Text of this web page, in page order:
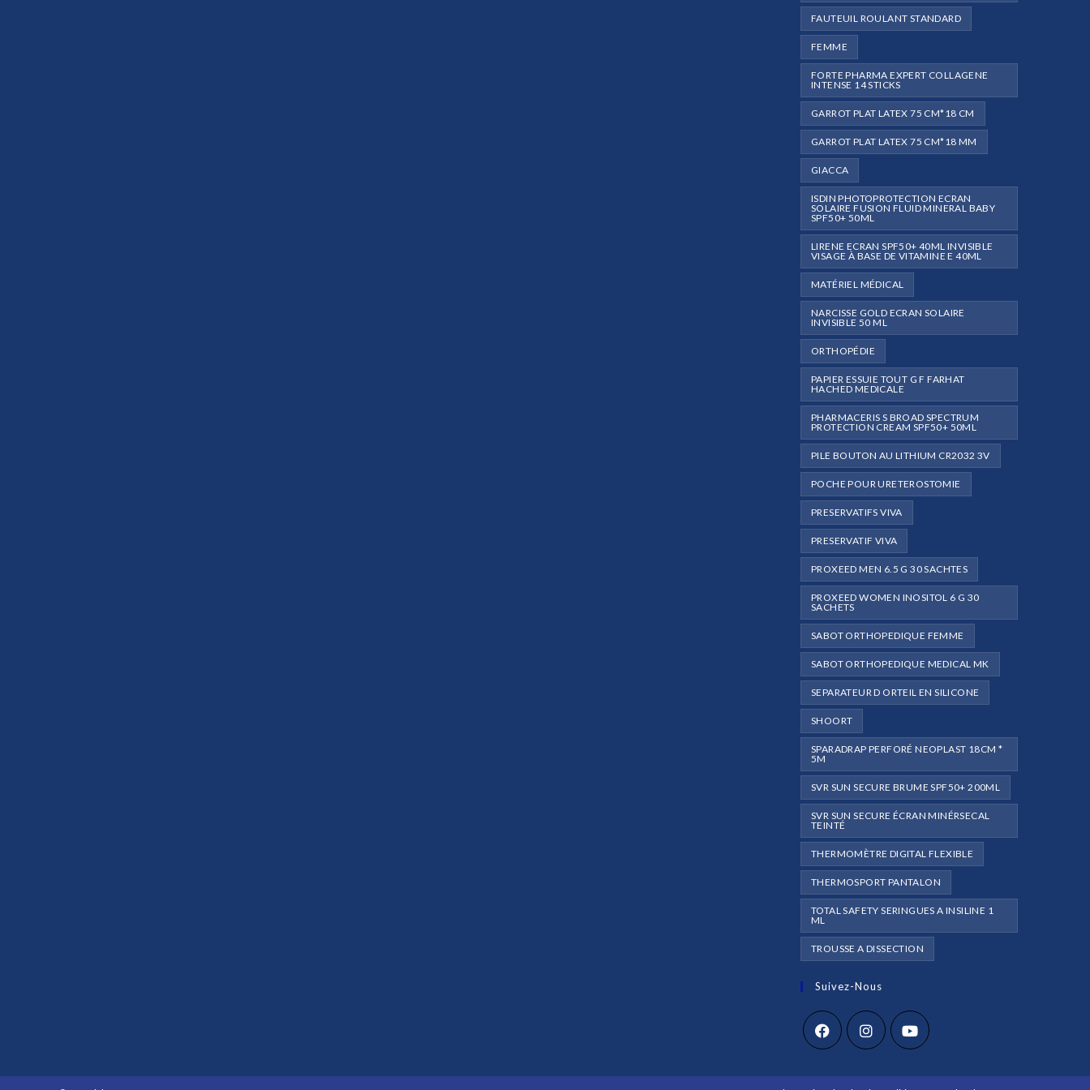
FAUTEUIL ROULANT STANDARD
FEMME
FORTE PHARMA EXPERT COLLAGENE
INTENSE 14 STICKS
GARROT PLAT LATEX 75 CM*18 CM
GARROT PLAT LATEX 75 CM*18 MM
GIACCA
ISDIN PHOTOPROTECTION ECRAN
SOLAIRE FUSION FLUID MINERAL BABY
SPF50+ 50ML
LIRENE ECRAN SPF50+ 40ML INVISIBLE
VISAGE À BASE DE VITAMINE E 40ML
MATÉRIEL MÉDICAL
NARCISSE GOLD ECRAN SOLAIRE
INVISIBLE 50 ML
ORTHOPÉDIE
PAPIER ESSUIE TOUT G F FARHAT
HACHED MEDICALE
PHARMACERIS S BROAD SPECTRUM
PROTECTION CREAM SPF50+ 50ML
PILE BOUTON AU LITHIUM CR2032 3V
POCHE POUR URETEROSTOMIE
PRESERVATIFS VIVA
PRESERVATIF VIVA
PROXEED MEN 6.5 G 30 SACHTES
PROXEED WOMEN INOSITOL 6 G 30
SACHETS
SABOT ORTHOPEDIQUE FEMME
SABOT ORTHOPEDIQUE MEDICAL MK
SEPARATEUR D ORTEIL EN SILICONE
SHOORT
SPARADRAP PERFORÉ NEOPLAST 18CM *
5M
SVR SUN SECURE BRUME SPF50+ 200ML
SVR SUN SECURE ÉCRAN MINÉRSECAL
TEINTÉ
THERMOMÈTRE DIGITAL FLEXIBLE
THERMOSPORT PANTALON
TOTAL SAFETY SERINGUES A INSILINE 1
ML
TROUSSE A DISSECTION
Suivez-Nous
dans
dans
dans